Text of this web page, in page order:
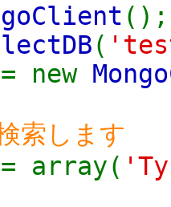
();
(
= new
索します
= array(